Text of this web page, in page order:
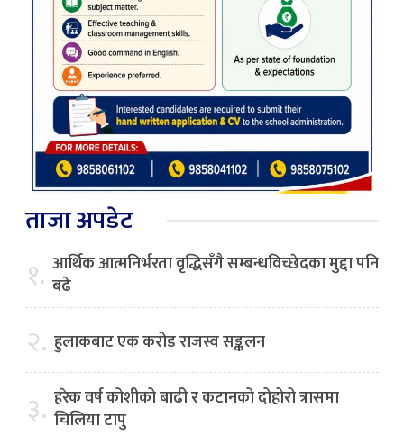
ताजा अपडेट
१. आर्थिक आत्मनिर्भरता वृद्धिसँगै सम्बन्धविच्छेदका मुद्दा पनि
बढे
२. हुलाकबाट एक करोड राजस्व सङ्कलन
३. हरेक वर्ष कोशीको बाढी र कटानको दोहोरो त्रासमा
चिलिया टापु